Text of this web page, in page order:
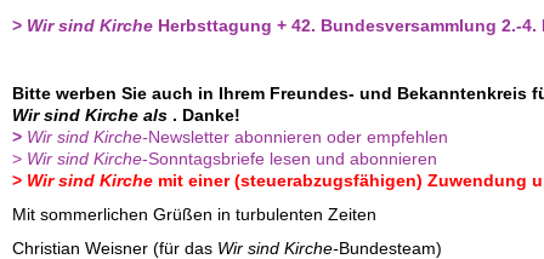
> Wir sind Kirche Herbsttagung + 42. Bundesversammlung 2.-4.
Bitte werben Sie auch in Ihrem Freundes- und Bekanntenkreis
Wir sind Kirche als . Danke!
> Wir sind Kirche-Newsletter abonnieren oder empfehlen
> Wir sind Kirche-Sonntagsbriefe lesen und abonnieren
> Wir sind Kirche mit einer (steuerabzugsfähigen) Zuwendung
Mit sommerlichen Grüßen in turbulenten Zeiten
Christian Weisner (für das Wir sind Kirche-Bundesteam)